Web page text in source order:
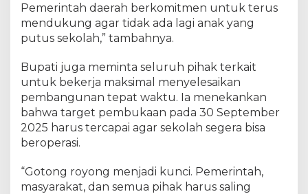
Pemerintah daerah berkomitmen untuk terus
mendukung agar tidak ada lagi anak yang
putus sekolah,” tambahnya.
Bupati juga meminta seluruh pihak terkait
untuk bekerja maksimal menyelesaikan
pembangunan tepat waktu. Ia menekankan
bahwa target pembukaan pada 30 September
2025 harus tercapai agar sekolah segera bisa
beroperasi.
“Gotong royong menjadi kunci. Pemerintah,
masyarakat, dan semua pihak harus saling